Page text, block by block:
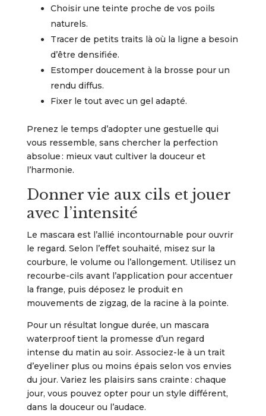
Choisir une teinte proche de vos poils
naturels.
Tracer de petits traits là où la ligne a besoin
d’être densifiée.
Estomper doucement à la brosse pour un
rendu diffus.
Fixer le tout avec un gel adapté.
Prenez le temps d’adopter une gestuelle qui
vous ressemble, sans chercher la perfection
absolue : mieux vaut cultiver la douceur et
l’harmonie.
Donner vie aux cils et jouer
avec l’intensité
Le mascara est l’allié incontournable pour ouvrir
le regard. Selon l’effet souhaité, misez sur la
courbure, le volume ou l’allongement. Utilisez un
recourbe-cils avant l’application pour accentuer
la frange, puis déposez le produit en
mouvements de zigzag, de la racine à la pointe.
Pour un résultat longue durée, un mascara
waterproof tient la promesse d’un regard
intense du matin au soir. Associez-le à un trait
d’eyeliner plus ou moins épais selon vos envies
du jour. Variez les plaisirs sans crainte : chaque
jour, vous pouvez opter pour un style différent,
dans la douceur ou l’audace.